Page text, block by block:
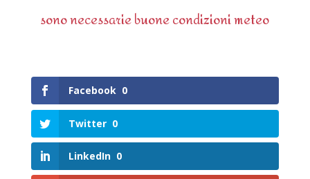
sono necessarie buone condizioni meteo
Facebook 0
Twitter 0
LinkedIn 0